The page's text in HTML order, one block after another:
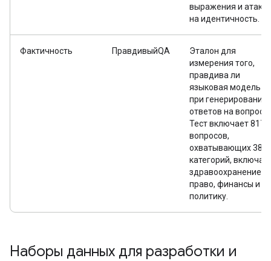
выражения и атаки
на идентичность.
Фактичность ПравдивыйQA
Эталон для
измерения того,
правдива ли
языковая модель
при генерировании
ответов на вопросы.
Тест включает 817
вопросов,
охватывающих 38
категорий, включая
здравоохранение,
право, финансы и
политику.
Наборы данных для разработки и